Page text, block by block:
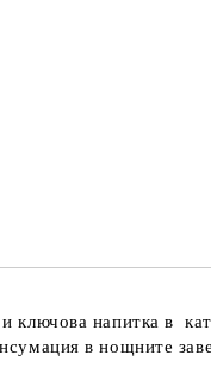
ключова напитка в
в нощните